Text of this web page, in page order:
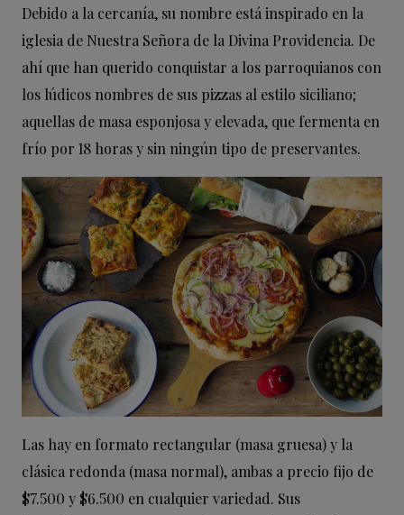
Debido a la cercanía, su nombre está inspirado en la
iglesia de Nuestra Señora de la Divina Providencia. De
ahí que han querido conquistar a los parroquianos con
los lúdicos nombres de sus pizzas al estilo siciliano;
aquellas de masa esponjosa y elevada, que fermenta en
frío por 18 horas y sin ningún tipo de preservantes.
Las hay en formato rectangular (masa gruesa) y la
clásica redonda (masa normal), ambas a precio fijo de
$7.500 y $6.500 en cualquier variedad. Sus